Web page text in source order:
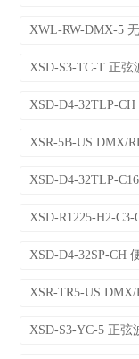
XWL-RW-DMX-5
XSD-S3-TC-T 正弦
XSD-D4-32TLP-
XSR-5B-US DMX/
XSD-D4-32TLP-
XSD-R1225-H2-
XSD-D4-32SP-CH
XSR-TR5-US
XSD-S3-YC-5 正弦